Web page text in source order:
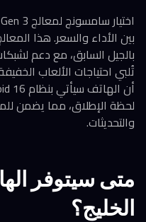
بين الأداء والسعر. هذا
بالجيل السابق، مع دعم
تُلبي احتياجات الألعاب
لحظة الإطلاق، مما يضمن
والتحديثات.
متى سيتوفر
الخليج؟